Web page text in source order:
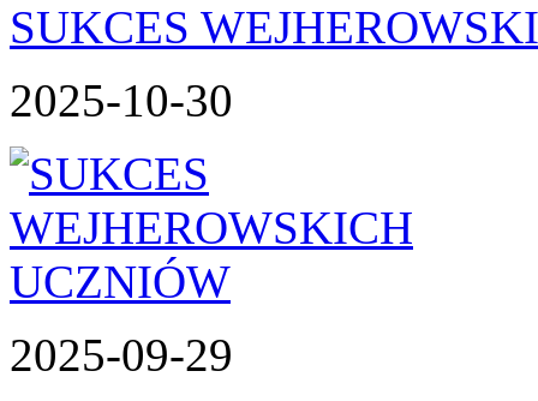
SUKCES
2025-10-30
2025-09-29